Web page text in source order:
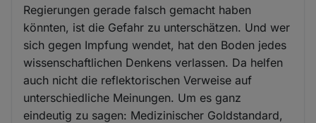
Regierungen gerade falsch gemacht haben
könnten, ist die Gefahr zu unterschätzen. Und wer
sich gegen Impfung wendet, hat den Boden jedes
wissenschaftlichen Denkens verlassen. Da helfen
auch nicht die reflektorischen Verweise auf
unterschiedliche Meinungen. Um es ganz
eindeutig zu sagen: Medizinischer Goldstandard,